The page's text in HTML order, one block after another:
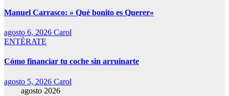
Manuel Carrasco: » Qué bonito es Querer»
agosto 6, 2026 Carol
ENTÈRATE
Cómo financiar tu coche sin arruinarte
agosto 5, 2026 Carol
agosto 2026